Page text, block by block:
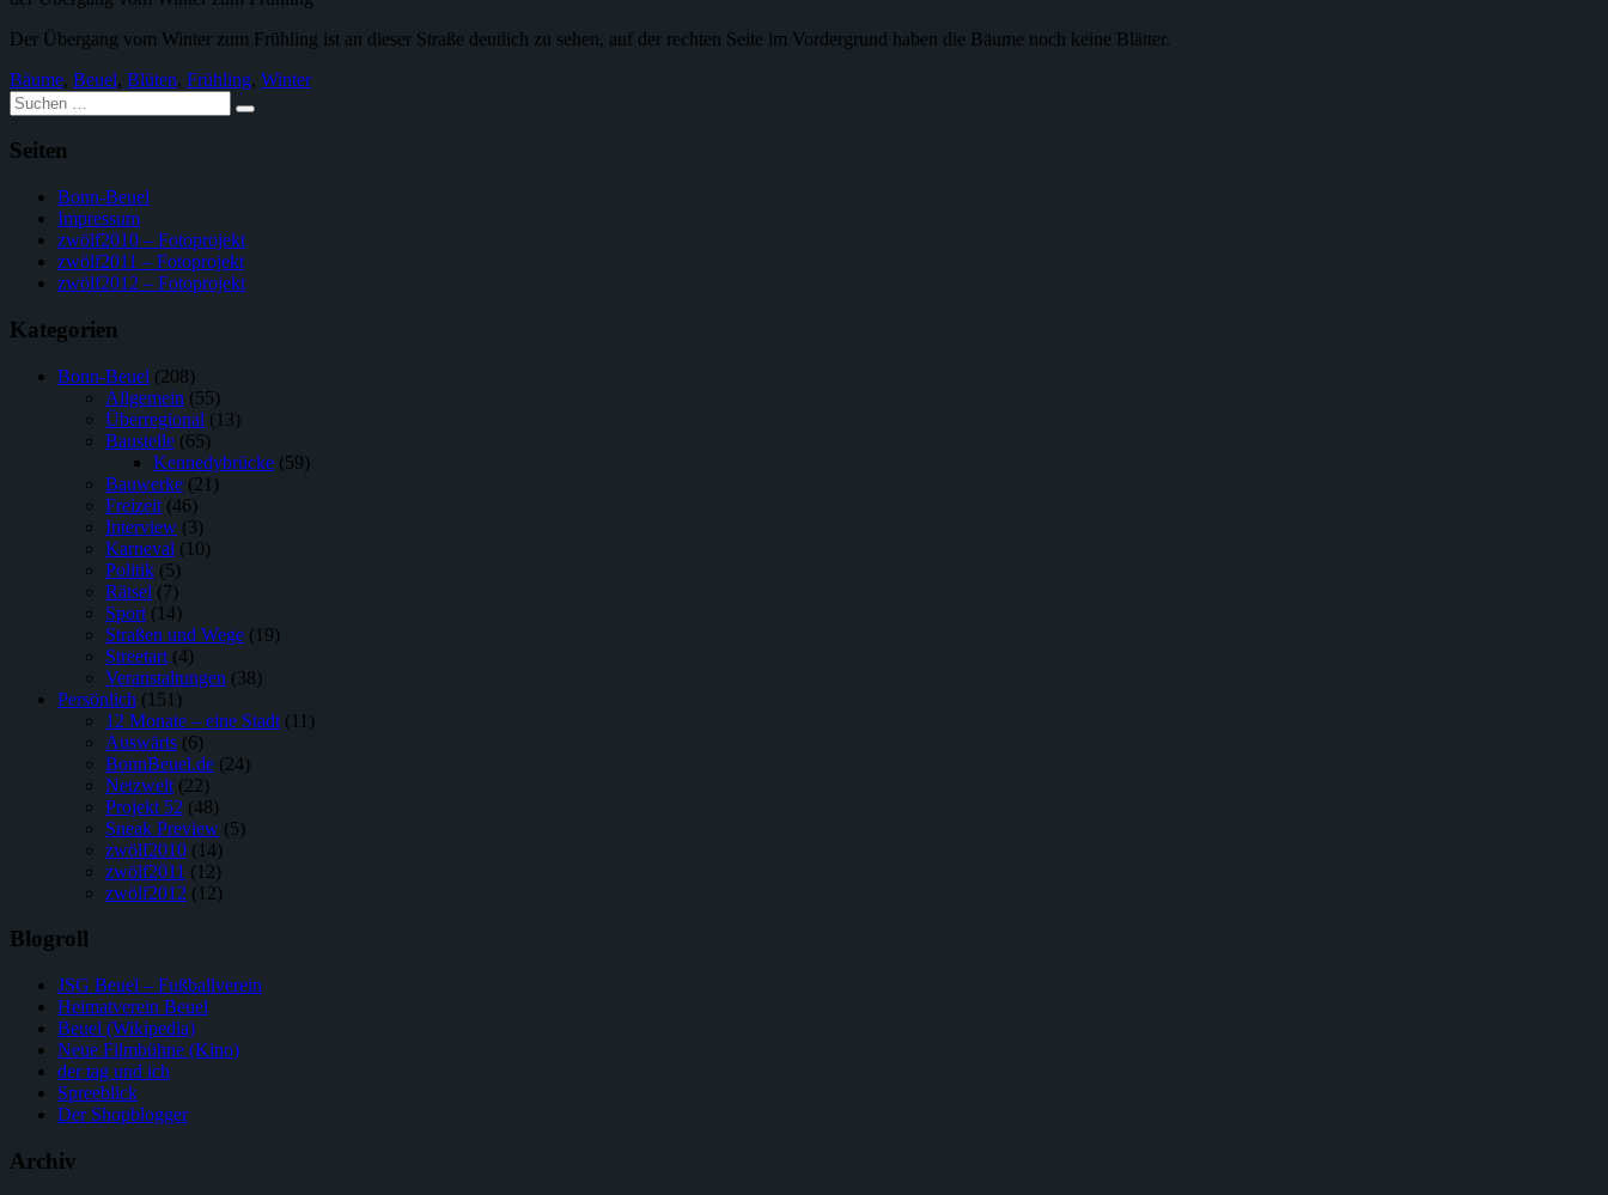
Der Übergang vom Winter zum Frühling ist an dieser Straße deutlich zu sehen, auf der rechten Seite im Vordergrund haben die Bäume noch keine Blätter.
Bäume, Beuel, Blüten, Frühling, Winter
Suche
nach:
Seiten
Bonn-Beuel
Impressum
zwölf2010 – Fotoprojekt
zwölf2011 – Fotoprojekt
zwölf2012 – Fotoprojekt
Kategorien
Bonn-Beuel (208)
Allgemein (55)
Überregional (13)
Baustelle (65)
Kennedybrücke (59)
Bauwerke (21)
Freizeit (46)
Interview (3)
Karneval (10)
Politik (5)
Rätsel (7)
Sport (14)
Straßen und Wege (19)
Streetart (4)
Veranstaltungen (38)
Persönlich (151)
12 Monate – eine Stadt (11)
Auswärts (6)
BonnBeuel.de (24)
Netzwelt (22)
Projekt 52 (48)
Sneak Preview (5)
zwölf2010 (14)
zwölf2011 (12)
zwölf2012 (12)
Blogroll
JSG Beuel – Fußballverein
Heimatverein Beuel
Beuel (Wikipedia)
Neue Filmbühne (Kino)
der tag und ich
Spreeblick
Der Shopblogger
Archiv